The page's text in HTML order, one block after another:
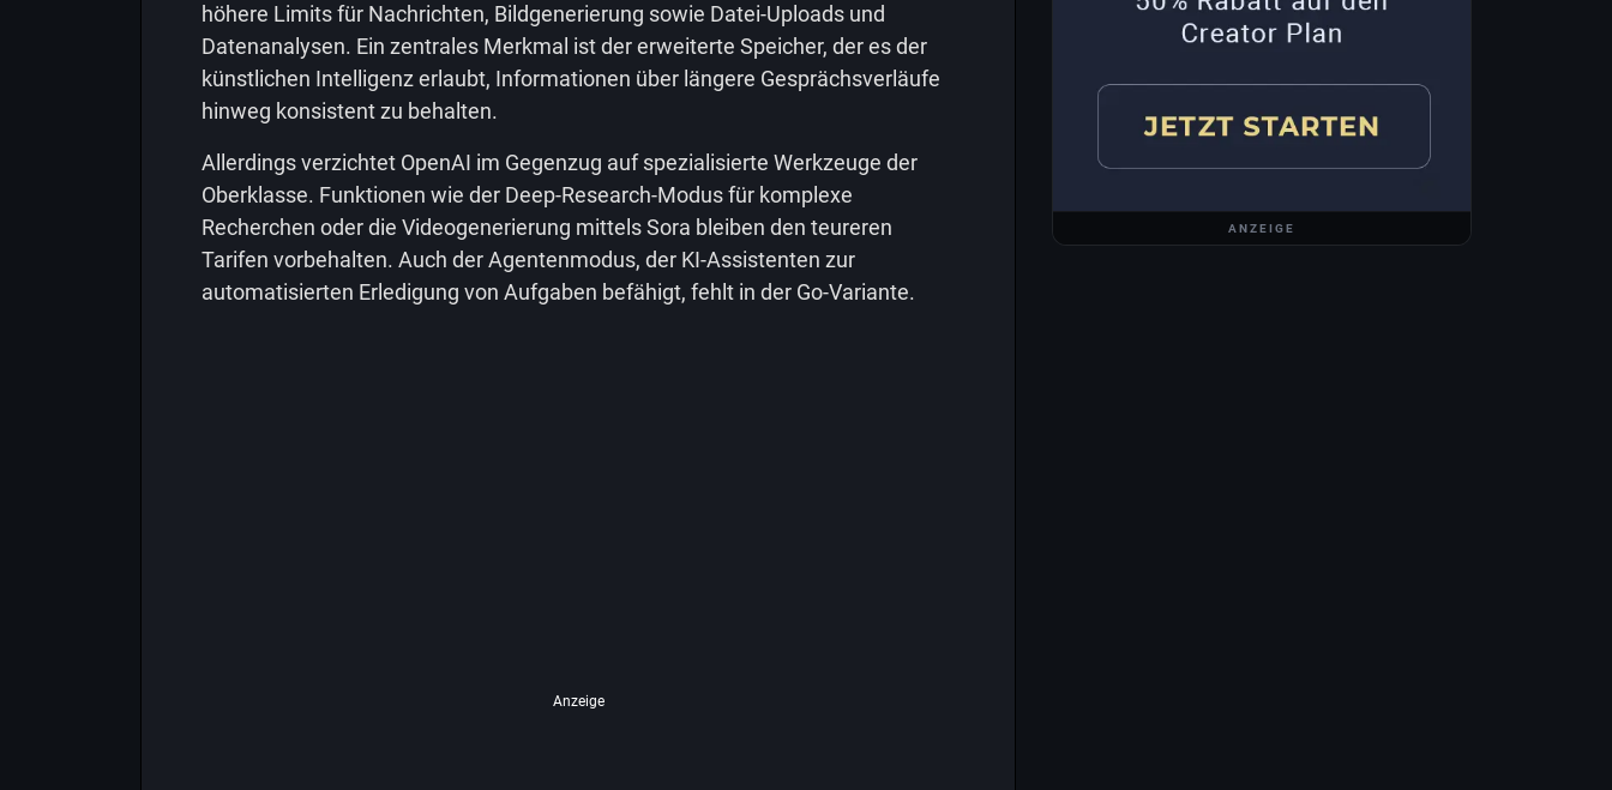
höhere Limits für Nachrichten, Bildgenerierung sowie Datei-Uploads und
Datenanalysen. Ein zentrales Merkmal ist der erweiterte Speicher, der es der
künstlichen Intelligenz erlaubt, Informationen über längere Gesprächsverläufe
hinweg konsistent zu behalten.
Allerdings verzichtet OpenAI im Gegenzug auf spezialisierte Werkzeuge der
Oberklasse. Funktionen wie der Deep-Research-Modus für komplexe
Recherchen oder die Videogenerierung mittels Sora bleiben den teureren
Tarifen vorbehalten. Auch der Agentenmodus, der KI-Assistenten zur
automatisierten Erledigung von Aufgaben befähigt, fehlt in der Go-Variante.
Anzeige
ANZEIGE